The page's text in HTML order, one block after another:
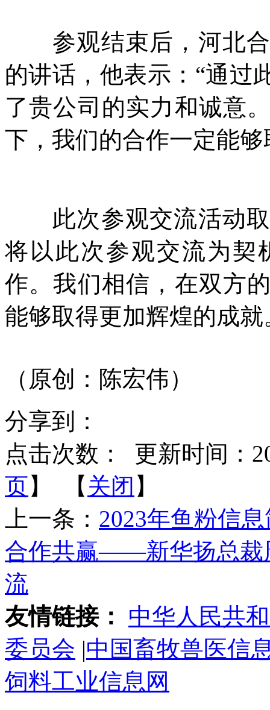
参观结束后，河北
的讲话，他表示：“通过
了贵公司的实力和诚意
下，我们的合作一定能
此次参观交流活动
将以此次参观交流为契
作。我们相信，在双方
能够取得更加辉煌的成就
（原创：陈宏伟）
分享到：
点击次数：
更新时间：
页】 【 关闭 】
上一条： 2023年鱼粉信
合作共赢——新华扬总裁
流
友情链接：
中华人民共
委员会 |中国畜牧兽医信
饲料工业信息网